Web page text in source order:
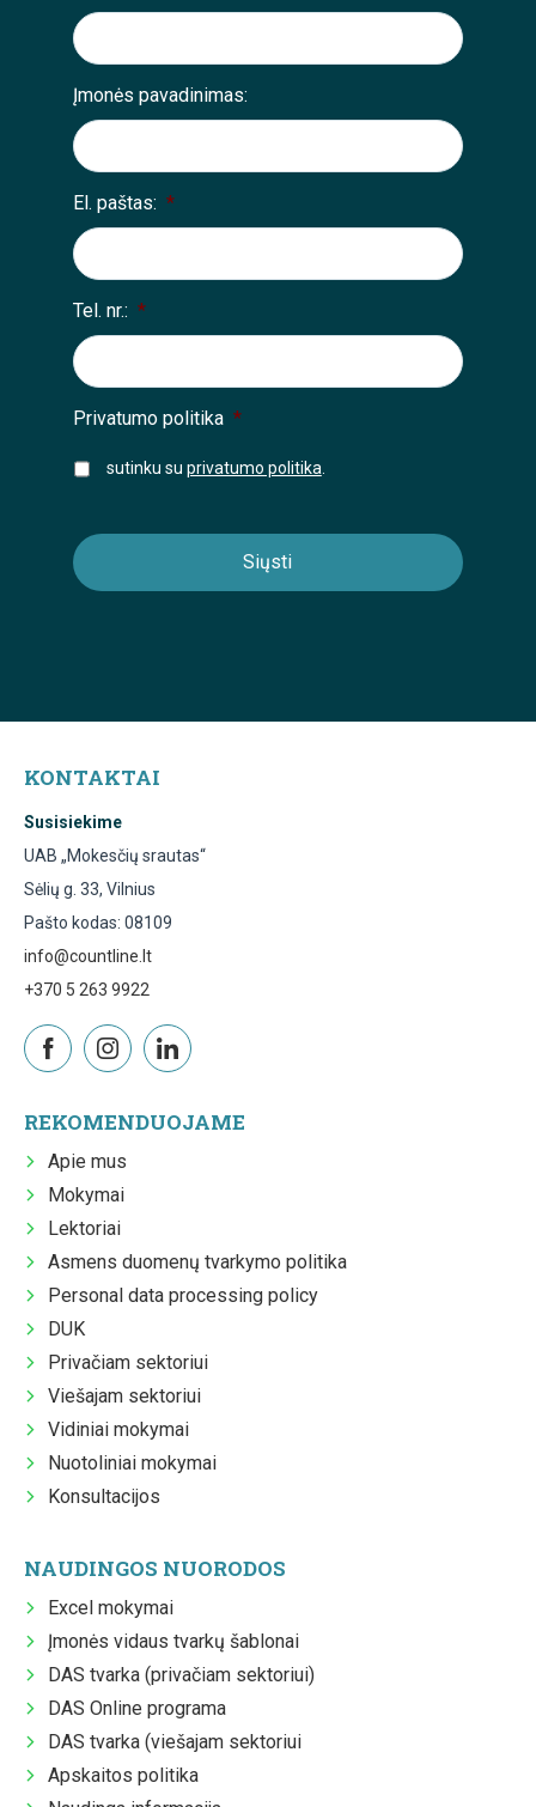
Įmonės pavadinimas:
El. paštas: *
Tel. nr.: *
Privatumo politika *
sutinku su privatumo politika
KONTAKTAI
Susisiekime
UAB „Mokesčių srautas“
Sėlių g. 33, Vilnius
Pašto kodas: 08109
info@countline.lt
+370 5 263 9922
REKOMENDUOJAME
Apie mus
Mokymai
Lektoriai
Asmens duomenų tvarkymo politika
Personal data processing policy
DUK
Privačiam sektoriui
Viešajam sektoriui
Vidiniai mokymai
Nuotoliniai mokymai
Konsultacijos
NAUDINGOS NUORODOS
Excel mokymai
Įmonės vidaus tvarkų šablonai
DAS tvarka (privačiam sektoriui)
DAS Online programa
DAS tvarka (viešajam sektoriui
Apskaitos politika